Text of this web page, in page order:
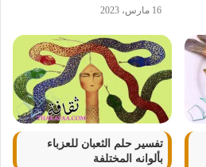
16 مارس، 2023
تفسير حلم الثعبان للعزباء
بألوانه المختلفة